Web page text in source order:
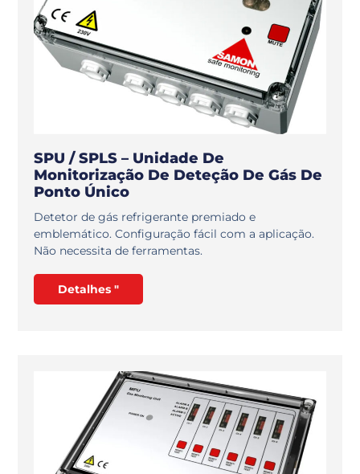
SPU / SPLS – Unidade De
Monitorização De Deteção De Gás De
Ponto Único
Detetor de gás refrigerante premiado e
emblemático. Configuração fácil com a aplicação.
Não necessita de ferramentas.
Detalhes "